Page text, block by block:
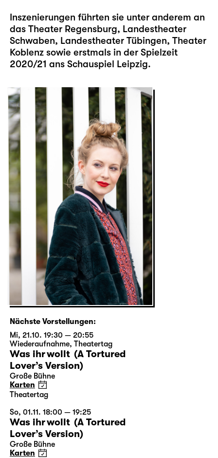
Inszenierungen führten sie unter anderem an
das Theater Regensburg, Landestheater
Schwaben, Landestheater Tübingen, Theater
Koblenz sowie erstmals in der Spielzeit
2020/21 ans Schauspiel Leipzig.
Nächste Vorstellungen:
Mi, 21.10. 19:30 — 20:55
Wiederaufnahme, Theatertag
Was ihr wollt (A Tortured
Lover’s Version)
Große Bühne
Karten
Theatertag
So, 01.11. 18:00 — 19:25
Was ihr wollt (A Tortured
Lover’s Version)
Große Bühne
Karten